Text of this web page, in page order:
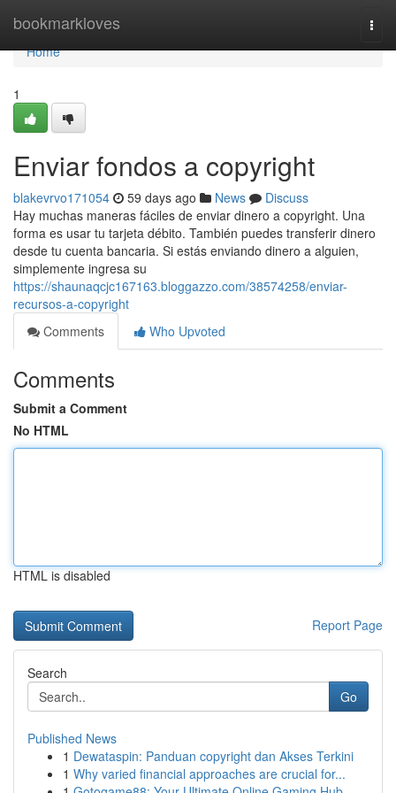
bookmarkloves
Home
Home
1
Enviar fondos a copyright
blakevrvo171054 59 days ago News
Discuss
Hay muchas maneras fáciles de enviar dinero a copyright. Una
forma es usar tu tarjeta débito. También puedes transferir dinero
desde tu cuenta bancaria. Si estás enviando dinero a alguien,
simplemente ingresa su
https://shaunaqcjc167163.bloggazzo.com/38574258/enviar-
recursos-a-copyright
Comments
Who Upvoted
Comments
Submit a Comment
No HTML
HTML is disabled
Report Page
Search
Go
Published News
1 Dewataspin: Panduan copyright dan Akses Terkini
1 Why varied financial approaches are crucial for...